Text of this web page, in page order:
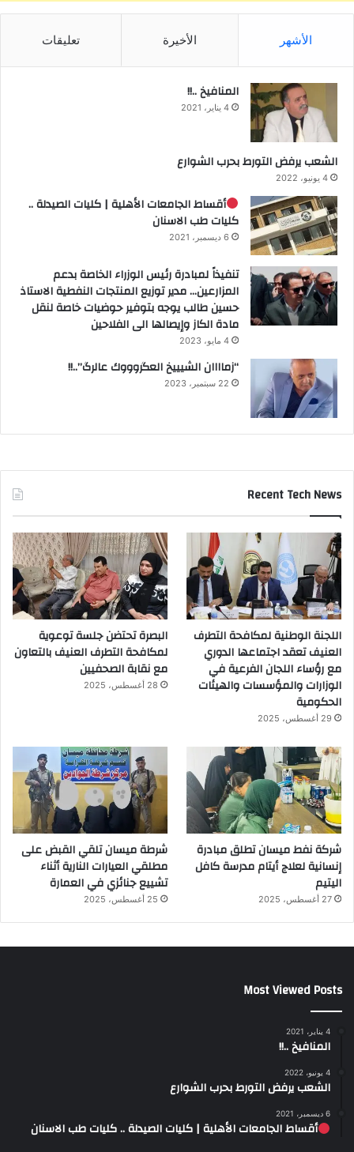
الأشهر الأخيرة تعليقات
المنافيخ ..!!
4 يناير، 2021
الشعب يرفض التورط بحرب الشوارع
4 يونيو، 2022
أقساط الجامعات الأهلية | كليات الصيدلة ..
كليات طب الاسنان
6 ديسمبر، 2021
تنفيذاً لمبادرة رئيس الوزراء الخاصة بدعم
المزارعين… مدير توزيع المنتجات النفطية الاستاذ
حسين طالب يوجه بتوفير حوضيات خاصة لنقل
مادة الكاز وإيصالها الى الفلاحين
4 مايو، 2023
“زماااان الشيييخ العگروووك عالرگ”..!!
22 سبتمبر، 2023
Recent Tech News
اللجنة الوطنية لمكافحة التطرف
العنيف تعقد اجتماعها الدوري
مع رؤساء اللجان الفرعية في
الوزارات والمؤسسات والهيئات
الحكومية
29 أغسطس، 2025
البصرة تحتضن جلسة توعوية
لمكافحة التطرف العنيف بالتعاون
مع نقابة الصحفيين
28 أغسطس، 2025
شركة نفط ميسان تطلق مبادرة
إنسانية لعلاج أيتام مدرسة كافل
اليتيم
27 أغسطس، 2025
شرطة ميسان تلقي القبض على
مطلقي العيارات النارية أثناء
تشييع جنائزي في العمارة
25 أغسطس، 2025
Most Viewed Posts
4 يناير، 2021
المنافيخ ..!!
4 يونيو، 2022
الشعب يرفض التورط بحرب الشوارع
6 ديسمبر، 2021
أقساط الجامعات الأهلية | كليات الصيدلة .. كليات طب الاسنان